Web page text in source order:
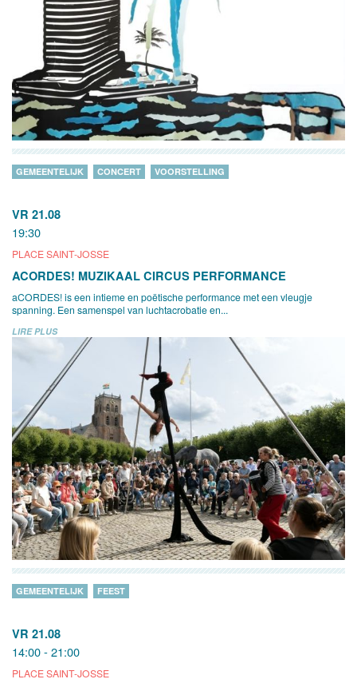
VR 21.08
19:30
PLACE SAINT-JOSSE
GEMEENTELIJK CONCERT VOORSTELLING
ACORDES! MUZIKAAL CIRCUS PERFORMANCE
aCORDES! is een intieme en poëtische performance met een vleugje
spanning. Een samenspel van luchtacrobatie en...
LIRE PLUS
VR 21.08
14:00 - 21:00
PLACE SAINT-JOSSE
GEMEENTELIJK FEEST